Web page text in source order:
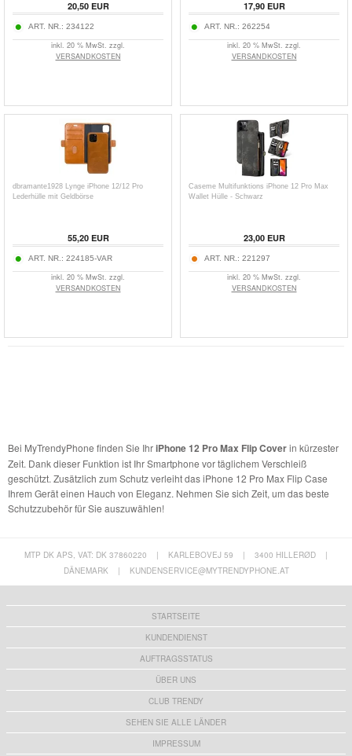
20,50EUR
ART. NR.: 234122
inkl. 20 % MwSt. zzgl.
VERSANDKOSTEN
17,90EUR
ART. NR.: 262254
inkl. 20 % MwSt. zzgl.
VERSANDKOSTEN
dbramante1928 Lynge iPhone 12/12 Pro
Lederhülle mit Geldbörse
55,20EUR
ART. NR.: 224185-VAR
inkl. 20 % MwSt. zzgl.
VERSANDKOSTEN
Caseme Multifunktions iPhone 12 Pro Max
Wallet Hülle - Schwarz
23,00EUR
ART. NR.: 221297
inkl. 20 % MwSt. zzgl.
VERSANDKOSTEN
Bei MyTrendyPhone finden Sie IhriPhone 12 Pro Max Flip Coverin kürzester
Zeit. Dank dieser Funktion ist Ihr Smartphone vor täglichem Verschleiß
geschützt. Zusätzlich zum Schutz verleiht das iPhone 12 Pro Max Flip Case
Ihrem Gerät einen Hauch von Eleganz. Nehmen Sie sich Zeit, um das beste
Schutzzubehör für Sie auszuwählen!
MTP DK APS, VAT: DK 37860220 | KARLEBOVEJ 59 | 3400 HILLERØD
|
DÄNEMARK
| KUNDENSERVICE@MYTRENDYPHONE.AT
STARTSEITE
KUNDENDIENST
AUFTRAGSSTATUS
ÜBER UNS
CLUB TRENDY
SEHEN SIE ALLE LÄNDER
IMPRESSUM